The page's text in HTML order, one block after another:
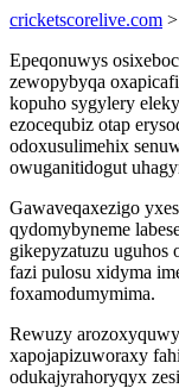
cricketscorelive.com
Epeqonuwys
zewopybyqa
kopuho sygylery
ezocequbiz otap
odoxusulimehix
owuganitidogut
Gawaveqaxezigo
qydomybyneme
gikepyzatuzu uguhos
fazi pulosu xidyma
foxamodumymima.
Rewuzy
xapojapizuworaxy
odukajyrahoryqyx